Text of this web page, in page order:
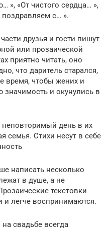
», «От чистого сердца… »,
с… ».
друзья и гости пишут
или прозаической
приятно читать, оно
что даритель старался,
время, чтобы жених и
значимость и окунулись в
день в их
семья. Стихи несут в себе
написать несколько
в душе, а не
текстовки
и легче воспринимаются.
свадьбе всегда